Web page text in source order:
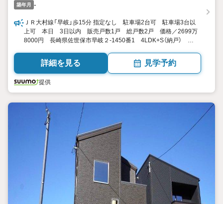
築年月 -
ＪＲ大村線「早岐」歩15分 指定なし 駐車場2台可 駐車場3台以
上可 本日 3日以内 販売戸数1戸 総戸数2戸 価格／2699万
8000円 長崎県佐世保市早岐２-1450番1 4LDK+S（納戸）
詳細を見る 見学予約
提供